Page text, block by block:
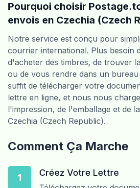
Pourquoi choisir
envois en Czechia (Czech
Notre service est conçu pour
courrier international. Plus besoin
d'acheter des timbres, de trouver
ou de vous rendre dans un
suffit de télécharger votre
lettre en ligne, et nous nous
l'impression, de l'emballage et de
Czechia (Czech Republic).
Comment Ça Marche
1 Créez Votre Lettre